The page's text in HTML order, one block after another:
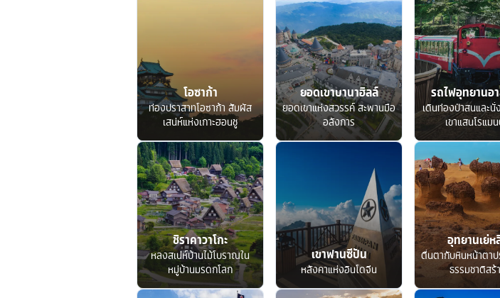
โอซาก้า
ท่องปราสาทโอซาก้า สัมผัส
เสน่ห์แห่งเกาะฮอนชู
ชิราคาวาโกะ
หลงสเน่ห์บ้านไม้โบราณใน
หมู่บ้านมรดกโลก
ยอดเขาบานาฮิลล์
ยอดเขาแห่งสวรรค์ สะพานมือ
อลังการ
เขาฟานซีปัน
หลังคาแห่งอินโดจีน
รถไฟอุทยานอ
เดินท่องป่าสนและนั่
เขาแสนโรแม
อุทยานเย่ห
ตื่นตากับหินหน้าตา
ธรรมชาติสร้